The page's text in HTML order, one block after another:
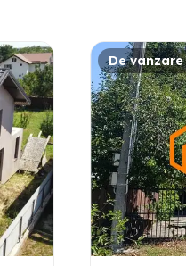
De vanzare